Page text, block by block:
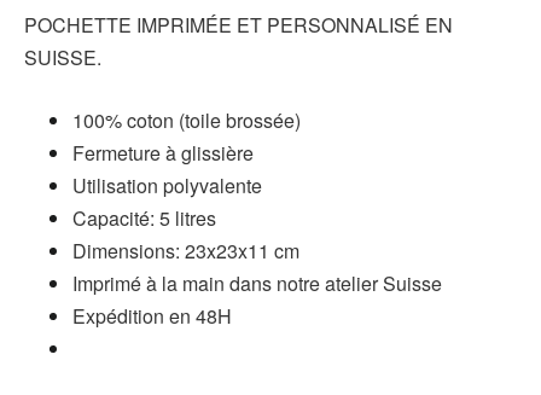
POCHETTE IMPRIMÉE ET PERSONNALISÉ EN
SUISSE.
100% coton (toile brossée)
Fermeture à glissière
Utilisation polyvalente
Capacité: 5 litres
Dimensions: 23x23x11 cm
Imprimé à la main dans notre atelier Suisse
Expédition en 48H